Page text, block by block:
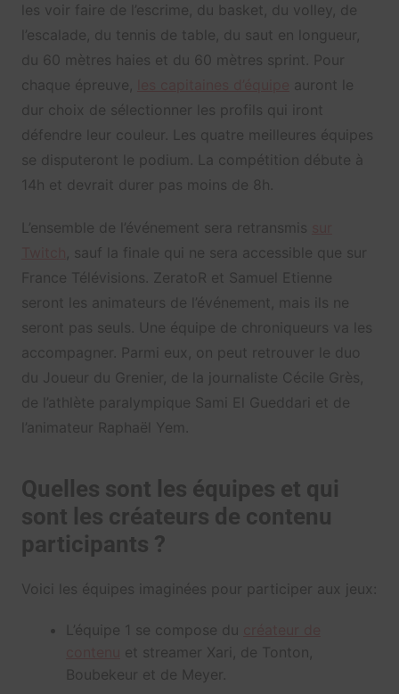
les voir faire de l’escrime, du basket, du volley, de
l’escalade, du tennis de table, du saut en longueur,
du 60 mètres haies et du 60 mètres sprint. Pour
chaque épreuve,
auront le
dur choix de sélectionner les profils qui iront
défendre leur couleur. Les quatre meilleures équipes
se disputeront le podium. La compétition débute à
14h et devrait durer pas moins de 8h.
L’ensemble de l’événement sera retransmis
, sauf la finale qui ne sera accessible que sur
France Télévisions. ZeratoR et Samuel Etienne
seront les animateurs de l’événement, mais ils ne
seront pas seuls. Une équipe de chroniqueurs va les
accompagner. Parmi eux, on peut retrouver le duo
du Joueur du Grenier, de la journaliste Cécile Grès,
de l’athlète paralympique Sami El Gueddari et de
l’animateur Raphaël Yem.
Quelles sont les équipes et qui
sont les créateurs de contenu
participants ?
Voici les équipes imaginées pour participer aux jeux:
L’équipe 1 se compose du
et streamer Xari, de Tonton,
Boubekeur et de Meyer.